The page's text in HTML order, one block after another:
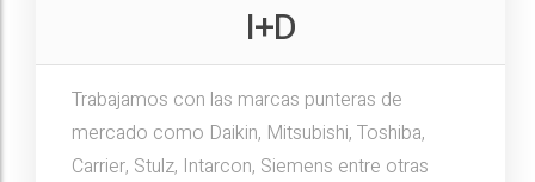
I+D
Trabajamos con las marcas punteras de
mercado como Daikin, Mitsubishi, Toshiba,
Carrier, Stulz, Intarcon, Siemens entre otras